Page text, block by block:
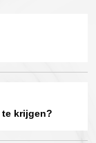
krijgen?